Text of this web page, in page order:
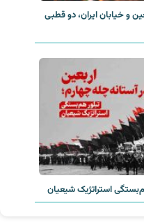
و خیابان ایران، دو قطبی
استراتژیک شیعیان